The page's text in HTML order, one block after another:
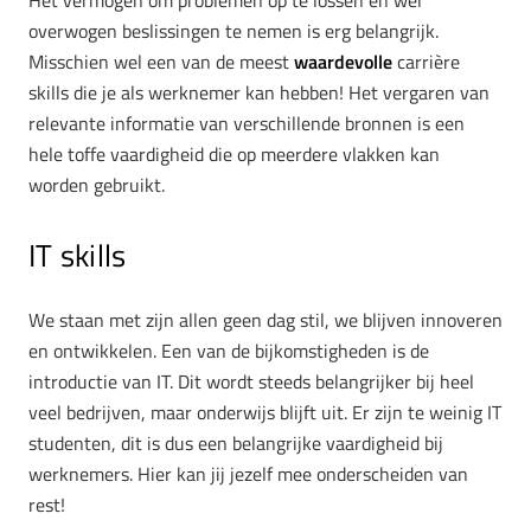
overwogen beslissingen te nemen is erg belangrijk.
Misschien wel een van de meestwaardevollecarrière
skills die je als werknemer kan hebben! Het vergaren van
relevante informatie van verschillende bronnen is een
hele toffe vaardigheid die op meerdere vlakken kan
worden gebruikt.
IT skills
We staan met zijn allen geen dag stil, we blijven innoveren
en ontwikkelen. Een van de bijkomstigheden is de
introductie van IT. Dit wordt steeds belangrijker bij heel
veel bedrijven, maar onderwijs blijft uit. Er zijn te weinig IT
studenten, dit is dus een belangrijke vaardigheid bij
werknemers. Hier kan jij jezelf mee onderscheiden van
rest!